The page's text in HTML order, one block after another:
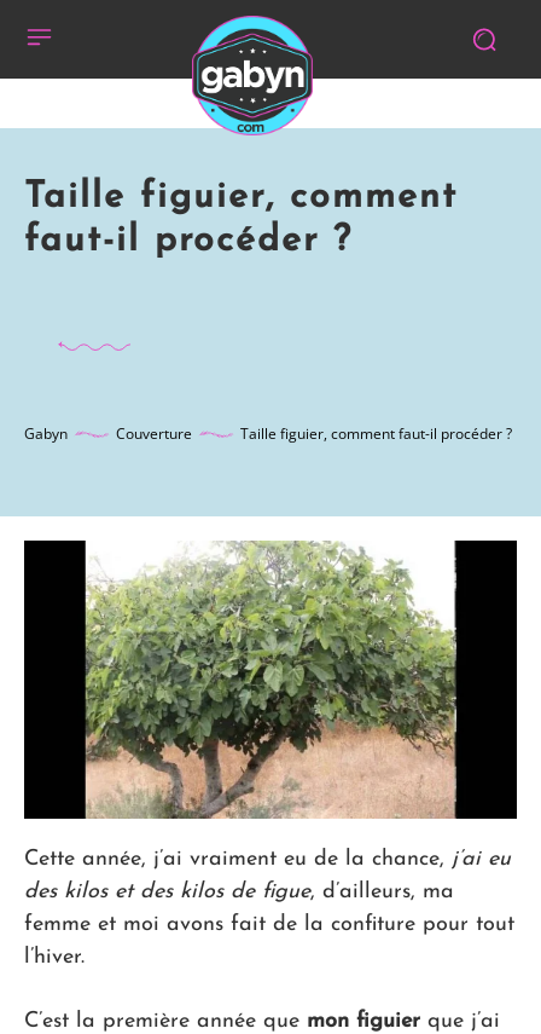
Taille figuier, comment
faut-il procéder ?
Gabyn Couverture Taille figuier, comment faut-il procéder ?
Cette année, j’ai vraiment eu de la chance, j’ai eu
des kilos et des kilos de figue, d’ailleurs, ma
femme et moi avons fait de la confiture pour tout
l’hiver.
C’est la première année que mon figuier que j’ai